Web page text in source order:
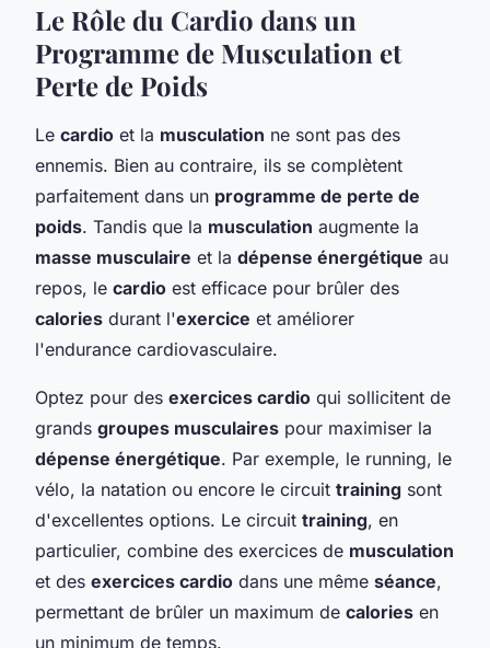
Le Rôle du Cardio dans un
Programme de Musculation et
Perte de Poids
Le cardio et la musculation ne sont pas des
ennemis. Bien au contraire, ils se complètent
parfaitement dans un programme de perte de
poids. Tandis que la musculation augmente la
masse musculaire et la dépense énergétique au
repos, le cardio est efficace pour brûler des
calories durant l'exercice et améliorer
l'endurance cardiovasculaire.
Optez pour des exercices cardio qui sollicitent de
grands groupes musculaires pour maximiser la
dépense énergétique. Par exemple, le running, le
vélo, la natation ou encore le circuit training sont
d'excellentes options. Le circuit training, en
particulier, combine des exercices de musculation
et des exercices cardio dans une même séance,
permettant de brûler un maximum de calories en
un minimum de temps.